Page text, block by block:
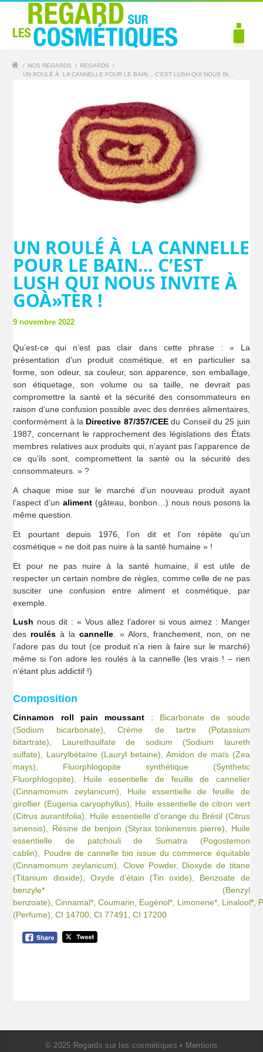
/ NOS REGARDS / REGARDS
/
UN ROULÉ À LA CANNELLE POUR LE BAIN… C’EST LUSH QUI NOUS IN...
UN ROULÉ À LA CANNELLE
POUR LE BAIN… C’EST
LUSH QUI NOUS INVITE À
GOÀ»TER !
9 novembre 2022
Qu’est-ce qui n’est pas clair dans cette phrase : « La
présentation d’un produit cosmétique, et en particulier sa
forme, son odeur, sa couleur, son apparence, son emballage,
son étiquetage, son volume ou sa taille, ne devrait pas
compromettre la santé et la sécurité des consommateurs en
raison d’une confusion possible avec des denrées alimentaires,
conformément à la Directive 87/357/CEEdu Conseil du 25 juin
1987, concernant le rapprochement des législations des États
membres relatives aux produits qui, n’ayant pas l’apparence de
ce qu’ils sont, compromettent la santé ou la sécurité des
consommateurs. » ?
A chaque mise sur le marché d’un nouveau produit ayant
l’aspect d’unaliment (gâteau, bonbon…) nous nous posons la
même question.
Et pourtant depuis 1976, l’on dit et l’on répète qu’un
cosmétique « ne doit pas nuire à la santé humaine » !
Et pour ne pas nuire à la santé humaine, il est utile de
respecter un certain nombre de règles, comme celle de ne pas
susciter une confusion entre aliment et cosmétique, par
exemple.
Lush nous dit : « Vous allez l’adorer si vous aimez : Manger
des roulés à lacannelle. » Alors, franchement, non, on ne
l’adore pas du tout (ce produit n’a rien à faire sur le marché)
même si l’on adore les roulés à la cannelle (les vrais ! – rien
n’étant plus addictif !)
Composition
Cinnamon roll pain moussant: Bicarbonate de soude
(Sodium bicarbonate),Crème de tartre (Potassium
bitartrate), Laurethsulfate de sodium (Sodium laureth
sulfate), Laurylbétaïne (Lauryl betaine),Amidon de maïs (Zea
mays), Fluorphlogopite synthétique (Synthetic
Fluorphlogopite), Huile essentielle de feuille de cannelier
(Cinnamomum zeylanicum), Huile essentielle de feuille de
giroflier (Eugenia caryophyllus), Huile essentielle de citron vert
(Citrus aurantifolia), Huile essentielle d’orange du Brésil (Citrus
sinensis), Résine de benjoin (Styrax tonkinensis pierre), Huile
essentielle de patchouli de Sumatra (Pogostemon
cablin), Poudre de cannelle bio issue du commerce équitable
(Cinnamomum zeylanicum), Clove Powder, Dioxyde de titane
(Titanium dioxide), Oxyde d’étain (Tin oxide), Benzoate de
benzyle* (Benzyl
benzoate),Cinnamal*,Coumarin, Eugénol*, Limonene*, Linalool*,
(Perfume),CI 14700,CI 77491,CI 17200
© 2025 Regards sur les cosmétiques • Mentions